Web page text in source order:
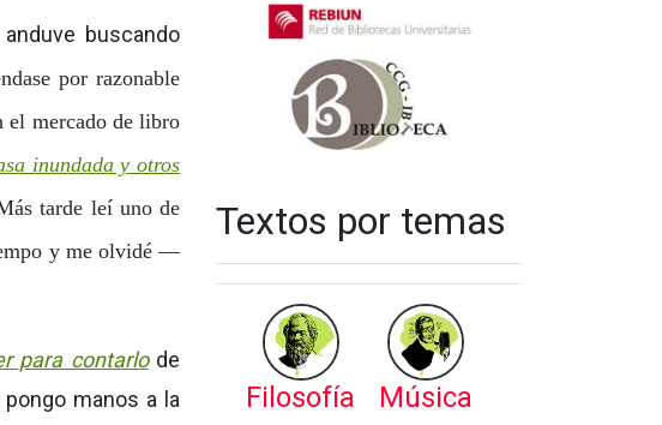
buscando
por razonable
el mercado de libro
inundada y otros
tarde leí uno de
y me olvidé—
para contarlode
manos a la
Textos por temas
Filosofía Música